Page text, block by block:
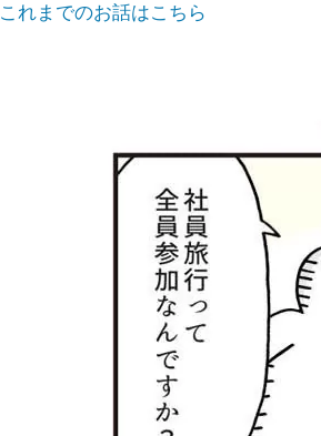
これまでのお話はこちら